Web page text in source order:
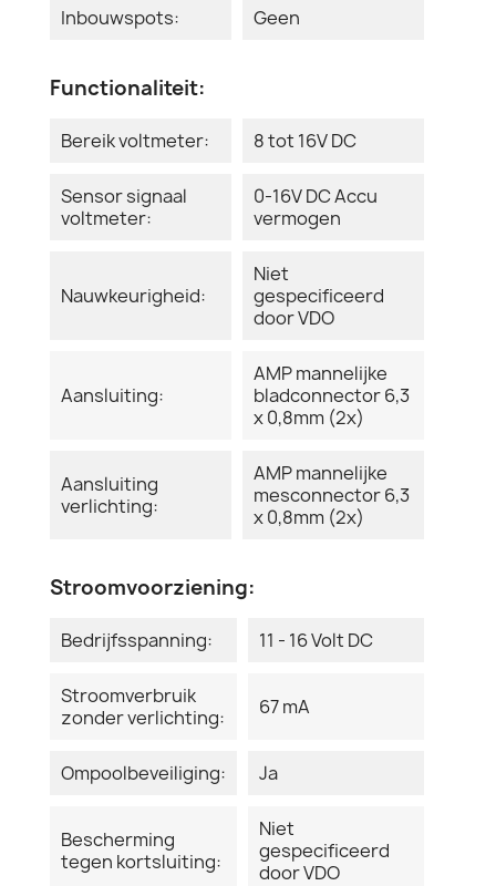
Inbouwspots: Geen
Functionaliteit:
Bereik voltmeter: 8 tot 16V DC
Sensor signaal
voltmeter:
0-16V DC Accu
vermogen
Nauwkeurigheid:
Niet
gespecificeerd
door VDO
Aansluiting:
AMP mannelijke
bladconnector 6,3
x 0,8mm (2x)
Aansluiting
verlichting:
AMP mannelijke
mesconnector 6,3
x 0,8mm (2x)
Stroomvoorziening:
Bedrijfsspanning: 11 - 16 Volt DC
Stroomverbruik
zonder verlichting:
67 mA
Ompoolbeveiliging: Ja
Bescherming
tegen kortsluiting:
Niet
gespecificeerd
door VDO